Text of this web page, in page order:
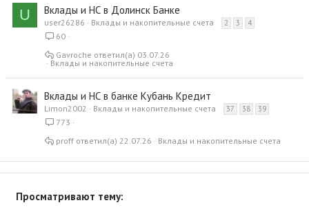
U Вклады и НС в Долинск Банке
user26286 Вклады и накопительные счета 2 3 4
60
Вклады и накопительные счета
03.07.26
Gavroche
Вклады и НС в банке Кубань Кредит
Limon2002 Вклады и накопительные счета 37 38 39
773
Вклады и накопительные счета
22.07.26
proff
Просматривают тему: